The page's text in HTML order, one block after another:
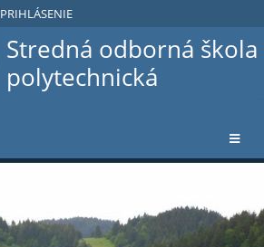
PRIHLÁSENIE
Stredná odborná škola
polytechnická